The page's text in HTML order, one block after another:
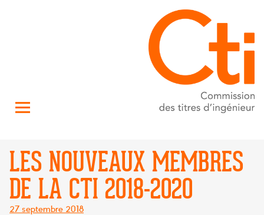
LES NOUVEAUX MEMBRES
DE LA CTI 2018-2020
Posté
27 septembre 2018